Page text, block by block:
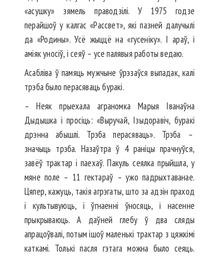
«асушку» зямель праводзілі. У 1975 годзе
перайшоў у калгас «Рассвет», які пазней далучылі
да «Родины». Усё жыццё на «гусеніку». І араў, і
аміяк уносіў, і сеяў – усе палявыя работы ведаю.
Асабліва ў памяць мужчыне ўрэзаўся выпадак, калі
трэба было перасяваць буракі.
– Неяк прыехала аграномка Марыя Іванаўна
Дыдышка і просіць: «Выручай, Ізыдоравіч, буракі
дрэнна абышлі. Трэба перасяваць». Трэба –
значыць трэба. Назаўтра ў 4 раніцы прачнуўся,
завёў трактар і паехаў. Пакуль сеялка прыйшла, у
мяне поле – 11 гектараў – ужо падрыхтаванае.
Цяпер, кажуць, такія агрэгаты, што за адзін праход
і культывуюць, і ўгнаенні ўносяць, і насенне
прыкрываюць. А даўней глебу ў два сляды
апрацоўвалі, потым ішоў маленькі трактар з цяжкімі
каткамі. Толькі пасля гэтага можна было сеяць.